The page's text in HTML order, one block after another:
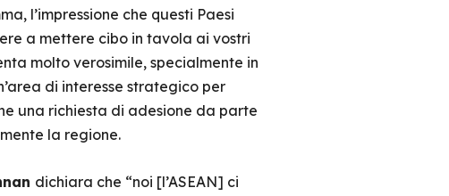
l’impressione che questi Paesi
a mettere cibo in tavola ai vostri
molto verosimile, specialmente in
di interesse strategico per
una richiesta di adesione da parte
la regione.
dichiara che “noi [l’ASEAN] ci